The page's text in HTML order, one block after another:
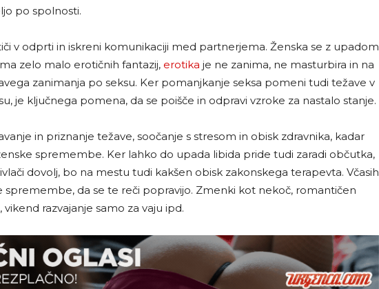
po spolnosti.
v odprti in iskreni komunikaciji med partnerjema. Ženska se z upadom
zelo malo erotičnih fantazij, erotika je ne zanima, ne masturbira in na
zanimanja po seksu. Ker pomanjkanje seksa pomeni tudi težave v
je ključnega pomena, da se poišče in odpravi vzroke za nastalo stanje.
in priznanje težave, soočanje s stresom in obisk zdravnika, kadar
spremembe. Ker lahko do upada libida pride tudi zaradi občutka,
dovolj, bo na mestu tudi kakšen obisk zakonskega terapevta. Včasih
spremembe, da se te reči popravijo. Zmenki kot nekoč, romantičen
razvajanje samo za vaju ipd.